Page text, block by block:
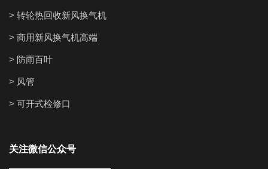
> 转轮热回收新风换气机
> 商用新风换气机高端
> 防雨百叶
> 风管
> 可开式检修口
关注微信公众号